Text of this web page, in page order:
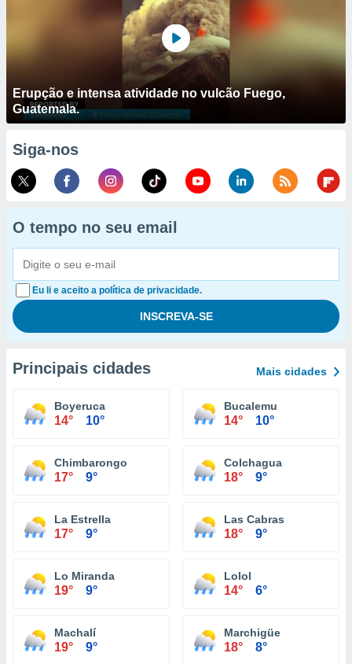
Erupção e intensa atividade no vulcão Fuego,
Guatemala.
Siga-nos
O tempo no seu email
Eu li e aceito a política de privacidade.
Principais cidades Mais cidades
Boyeruca
14° 10°
Bucalemu
14° 10°
Chimbarongo
17° 9°
Colchagua
18° 9°
La Estrella
17° 9°
Las Cabras
18° 9°
Lo Miranda
19° 9°
Lolol
14° 6°
Machalí
19° 9°
Marchigüe
18° 8°